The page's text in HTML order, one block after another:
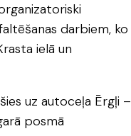
darbiem, ko
ielā un
uz autoceļa Ērgļi –
posmā